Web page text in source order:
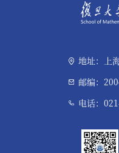
地址：上
邮编：
电话：